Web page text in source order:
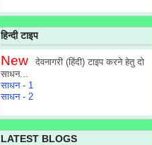
हिन्दी टाइप
New
देवनागरी (हिंदी) टाइप करने हेतु दो
साधन...
साधन - 1
साधन - 2
LATEST BLOGS